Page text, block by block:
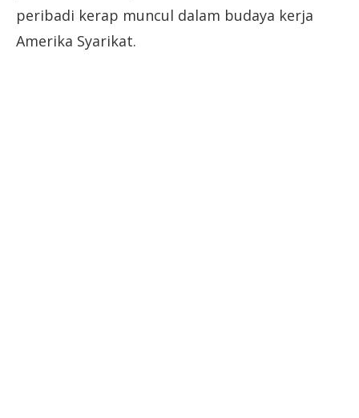
peribadi kerap muncul dalam budaya kerja
Amerika Syarikat.